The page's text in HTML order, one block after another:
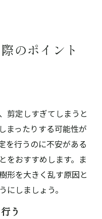
のポイント
剪定しすぎてしまうと
まったりする可能性が
を行うのに不安がある
をおすすめします。ま
形を大きく乱す原因と
にしましょう。
う